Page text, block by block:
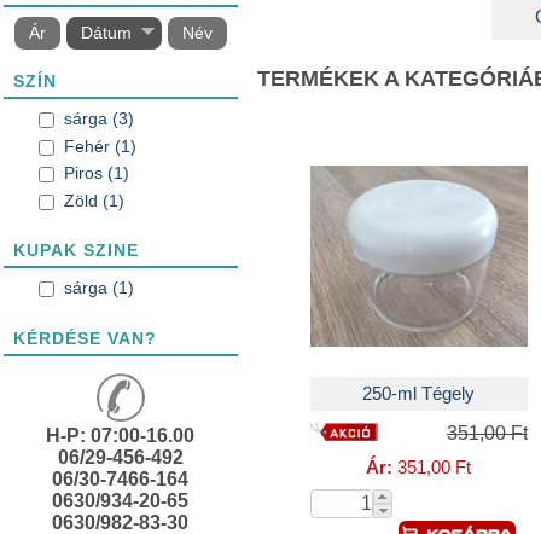
Ár Dátum Név
SZÍN
sárga (3)
Fehér (1)
Piros (1)
Zöld (1)
KUPAK SZINE
sárga (1) sárga szűrő alkalmazása
KÉRDÉSE VAN?
H-P: 07:00-16.00
06/29-456-492
06/30-7466-164
0630/934-20-65
0630/982-83-30
TERMÉKEK A
250-ml Tégely
351,00 Ft
Ár:351,00 Ft